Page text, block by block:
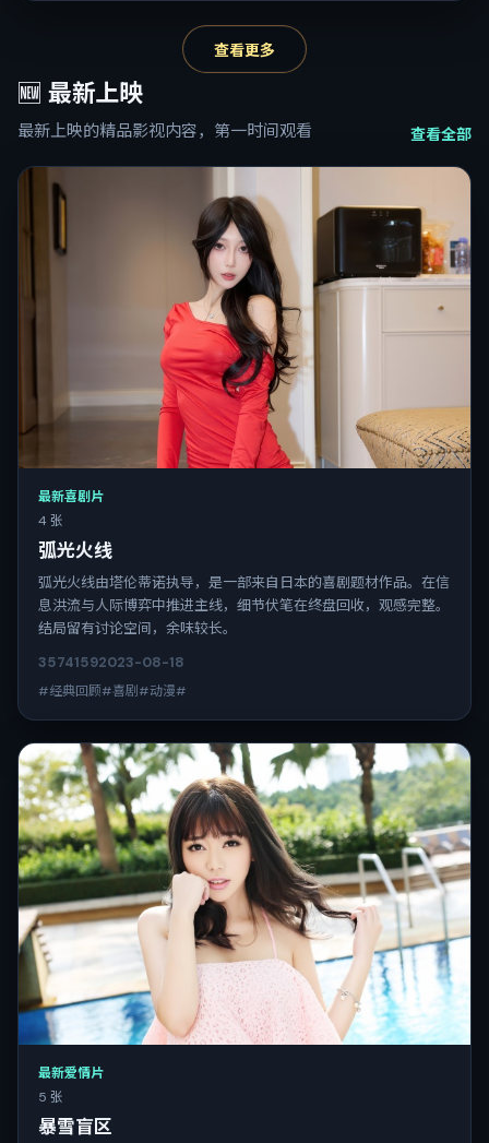
查看更多
🆕 最新上映
最新上映的精品影视内容，第一时间观看 查看全部
最新喜剧片
4 张
弧光火线
弧光火线由塔伦蒂诺执导，是一部来自日本的喜剧题材作品。在信
息洪流与人际博弈中推进主线，细节伏笔在终盘回收，观感完整。
结局留有讨论空间，余味较长。
35741592023-08-18
#经典回顾#喜剧#动漫#
最新爱情片
5 张
暴雪盲区